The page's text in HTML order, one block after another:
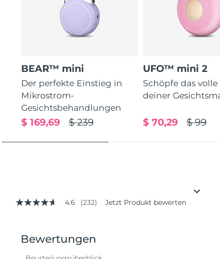
BEAR™ mini
Der perfekte Einstieg in
Mikrostrom-
Gesichtsbehandlungen
$ 239
$ 169,69
UFO™ mini 2
Schöpfe das
deiner
$ 99
$ 70,29
4.6
Durchschnittswert
der
Bewertung.
4.6 (232) Jetzt Produkt bewerten